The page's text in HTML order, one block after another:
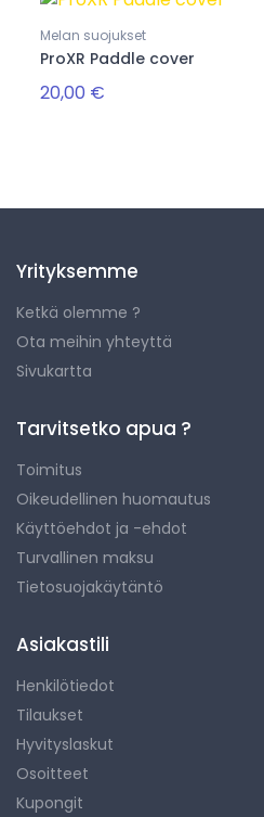
Melan suojukset
ProXR Paddle cover
20,00 €
Yrityksemme
Ketkä olemme ?
Ota meihin yhteyttä
Sivukartta
Tarvitsetko apua ?
Toimitus
Oikeudellinen huomautus
Käyttöehdot ja -ehdot
Turvallinen maksu
Tietosuojakäytäntö
Asiakastili
Henkilötiedot
Tilaukset
Hyvityslaskut
Osoitteet
Kupongit